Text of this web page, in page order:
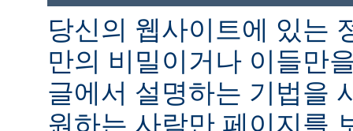
당신의 웹사이트에 있는
만의 비밀이거나 이들만
글에서 설명하는 기법을
원하는 사람만 페이지를